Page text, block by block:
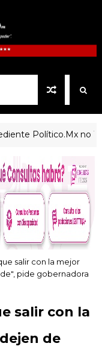
Político.Mx no 1126
salir con la mejor
pide gobernadora
salir con la
de